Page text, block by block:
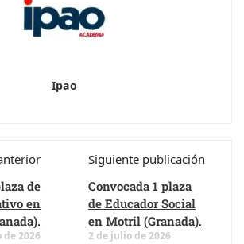
Ipao
de
en
2026
Siguiente publicación
Convocada 1 plaza
de Educador Social
en Motril (Granada).
2 de julio de 2026